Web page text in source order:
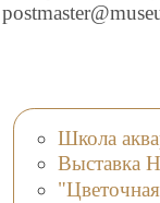
Школа
Выставка